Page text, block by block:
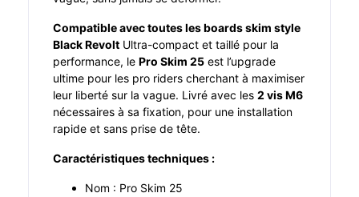
Compatible avec toutes les boards skim style
Black Revolt Ultra-compact et taillé pour la
performance, le Pro Skim 25 est l’upgrade
ultime pour les pro riders cherchant à maximiser
leur liberté sur la vague. Livré avec les 2 vis M6
nécessaires à sa fixation, pour une installation
rapide et sans prise de tête.
Caractéristiques techniques :
Nom : Pro Skim 25